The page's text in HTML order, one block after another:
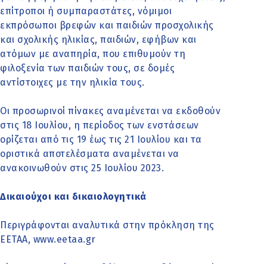
επίτροποι ή συμπαραστάτες, νόμιμοι
εκπρόσωποι βρεφών και παιδιών προσχολικής
και σχολικής ηλικίας, παιδιών, εφήβων και
ατόμων με αναπηρία, που επιθυμούν τη
φιλοξενία των παιδιών τους, σε δομές
αντίστοιχες με την ηλικία τους.
Οι προσωρινοί πίνακες αναμένεται να εκδοθούν
στις 18 Ιουλίου, η περίοδος των ενστάσεων
ορίζεται από τις 19 έως τις 21 Ιουλίου και τα
οριστικά αποτελέσματα αναμένεται να
ανακοινωθούν στις 25 Ιουλίου 2023.
Δικαιούχοι και δικαιολογητικά
Περιγράφονται αναλυτικά στην πρόκληση της
ΕΕΤΑΑ, www.eetaa.gr